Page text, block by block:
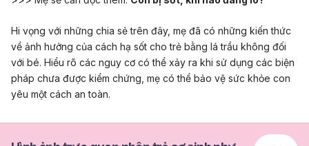
Hi vọng với những chia sẻ trên đây, mẹ đã có những kiến thức
về ảnh hưởng của cách hạ sốt cho trẻ bằng lá trầu không đối
với bé. Hiểu rõ các nguy cơ có thể xảy ra khi sử dụng các biện
pháp chưa được kiểm chứng, mẹ có thể bảo vệ sức khỏe con
yêu một cách an toàn.